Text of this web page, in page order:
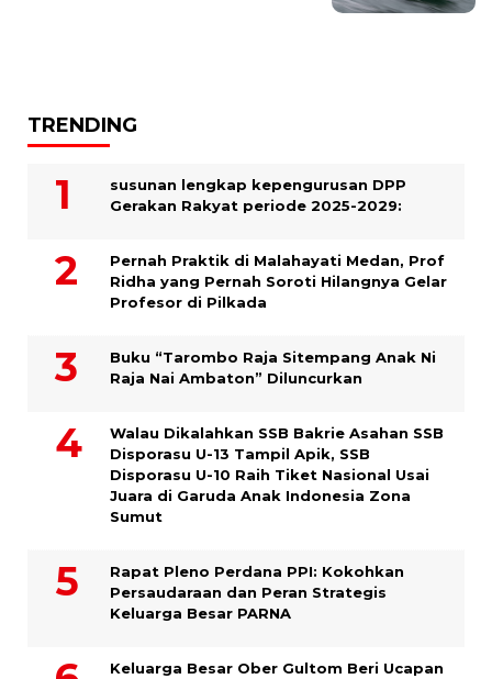
TRENDING
susunan lengkap kepengurusan DPP
Gerakan Rakyat periode 2025-2029:
Pernah Praktik di Malahayati Medan, Prof
Ridha yang Pernah Soroti Hilangnya Gelar
Profesor di Pilkada
Buku “Tarombo Raja Sitempang Anak Ni
Raja Nai Ambaton” Diluncurkan
Walau Dikalahkan SSB Bakrie Asahan SSB
Disporasu U-13 Tampil Apik, SSB
Disporasu U-10 Raih Tiket Nasional Usai
Juara di Garuda Anak Indonesia Zona
Sumut
Rapat Pleno Perdana PPI: Kokohkan
Persaudaraan dan Peran Strategis
Keluarga Besar PARNA
Keluarga Besar Ober Gultom Beri Ucapan